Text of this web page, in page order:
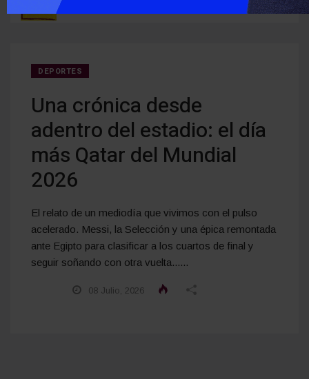
DEPORTES
Una crónica desde
adentro del estadio: el día
más Qatar del Mundial
2026
El relato de un mediodía que vivimos con el pulso
acelerado. Messi, la Selección y una épica remontada
ante Egipto para clasificar a los cuartos de final y
seguir soñando con otra vuelta......
08 Julio, 2026